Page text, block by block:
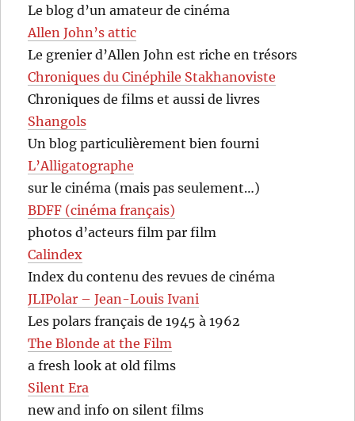
Le blog d’un amateur de cinéma
Allen John’s attic
Le grenier d’Allen John est riche en trésors
Chroniques du Cinéphile Stakhanoviste
Chroniques de films et aussi de livres
Shangols
Un blog particulièrement bien fourni
L’Alligatographe
sur le cinéma (mais pas seulement…)
BDFF (cinéma français)
photos d’acteurs film par film
Calindex
Index du contenu des revues de cinéma
JLIPolar – Jean-Louis Ivani
Les polars français de 1945 à 1962
The Blonde at the Film
a fresh look at old films
Silent Era
new and info on silent films